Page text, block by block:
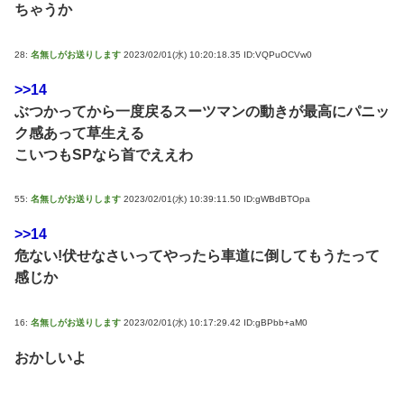
ちゃうか
28: 名無しがお送りします 2023/02/01(水) 10:20:18.35 ID:VQPuOCVw0
>>14
ぶつかってから一度戻るスーツマンの動きが最高にパニッ
ク感あって草生える
こいつもSPなら首でええわ
55: 名無しがお送りします 2023/02/01(水) 10:39:11.50 ID:gWBdBTOpa
>>14
危ない!伏せなさいってやったら車道に倒してもうたって
感じか
16: 名無しがお送りします 2023/02/01(水) 10:17:29.42 ID:gBPbb+aM0
おかしいよ